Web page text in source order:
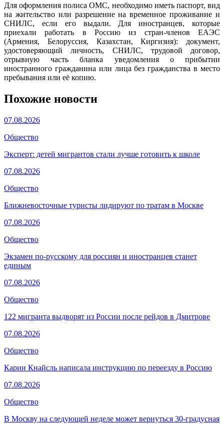
Для оформления полиса ОМС, необходимо иметь паспорт, вид
на жительство или разрешение на временное проживание и
СНИЛС, если его выдали. Для иностранцев, которые
приехали работать в Россию из стран-членов ЕАЭС
(Армения, Белоруссия, Казахстан, Киргизия): документ,
удостоверяющий личность, СНИЛС, трудовой договор,
отрывную часть бланка уведомления о прибытии
иностранного гражданина или лица без гражданства в место
пребывания или её копию.
Похожие новости
07.08.2026
Общество
Эксперт: детей мигрантов стали лучше готовить к школе
07.08.2026
Общество
Ближневосточные туристы лидируют по тратам в Москве
07.08.2026
Общество
Экзамен по-русскому для россиян и иностранцев станет
единым
07.08.2026
Общество
122 мигранта выдворят из России после рейдов в Дмитрове
07.08.2026
Общество
Карин Кнайсль написала инструкцию по переезду в Россию
07.08.2026
Общество
В Москву на следующей неделе может вернуться 30-градусная